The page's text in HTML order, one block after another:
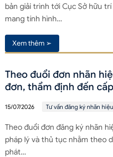
bản giải trình tới Cục Sở hữu
mang tính hình…
Xem thêm ➢
Theo đuổi đơn nhãn
đơn, thẩm định đến
15/07/2026 Tư vấn đăng ký nhãn hiệu
Theo đuổi đơn đăng ký nhãn
pháp lý và thủ tục nhằm theo
phát…